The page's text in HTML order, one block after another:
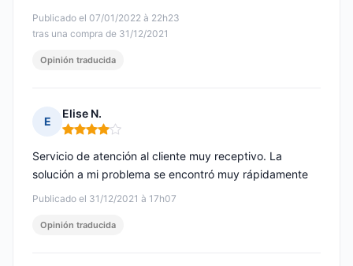
Publicado el 07/01/2022 à 22h23
tras una compra de 31/12/2021
Opinión traducida
E
Elise N.
Nota: 4 de 5
Publicado el 31/12/2021 à 17h07
Servicio de atención al cliente muy receptivo. La
solución a mi problema se encontró muy rápidamente
Opinión traducida